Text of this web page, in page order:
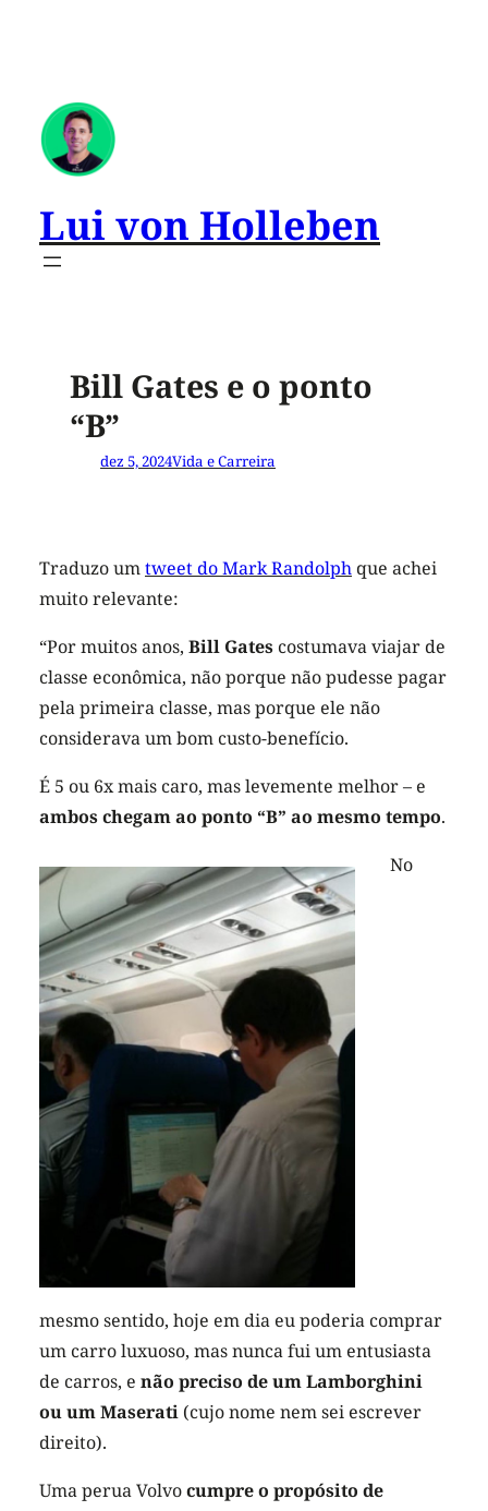
Lui von Holleben
Bill Gates e o ponto
“B”
dez 5, 2024Vida e Carreira
Traduzo umtweet do Mark Randolphque achei
muito relevante:
“Por muitos anos, Bill Gates costumava viajar de
classe econômica, não porque não pudesse pagar
pela primeira classe, mas porque ele não
considerava um bom custo-benefício.
É 5 ou 6x mais caro, mas levemente melhor – e
ambos chegam ao ponto “B” ao mesmo tempo.
No
mesmo sentido, hoje em dia eu poderia comprar
um carro luxuoso, mas nunca fui um entusiasta
de carros, e não preciso de um Lamborghini
ou um Maserati (cujo nome nem sei escrever
direito).
Uma perua Volvocumpre o propósito de